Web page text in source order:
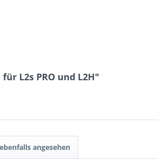
L2s PRO und L2H"
angesehen